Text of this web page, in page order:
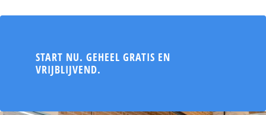
START NU. GEHEEL GRATIS EN
VRIJBLIJVEND.